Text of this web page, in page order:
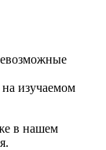
изучаемом
в нашем